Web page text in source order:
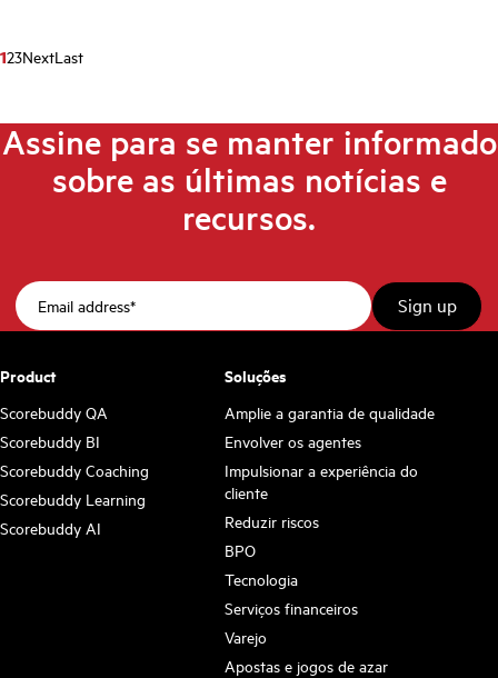
123NextLast
Assine para se manter informado
sobre as últimas notícias e
recursos.
Product
Scorebuddy QA
Scorebuddy BI
Scorebuddy Coaching
Scorebuddy Learning
Scorebuddy AI
Soluções
Amplie a garantia de qualidade
Envolver os agentes
Impulsionar a experiência do
cliente
Reduzir riscos
BPO
Tecnologia
Serviços financeiros
Varejo
Apostas e jogos de azar